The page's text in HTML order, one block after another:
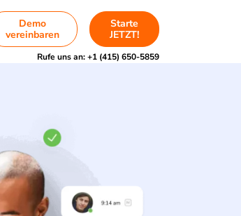
Demo
vereinbaren
Starte
JETZT!
Rufe uns an:+1 (415) 650-5859